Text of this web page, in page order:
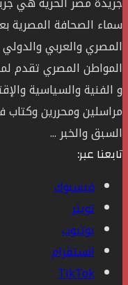
سماء الصحافة المصرية
المصري والعربي
المواطن المصري تقدم
و الفنية والسياسية
مراسلين ومحررين وكتاب
السبق والخبر ...
تابعنا عبر:
فيسبوك
تويتر
يوتيوب
انستقرام
‫TikTok